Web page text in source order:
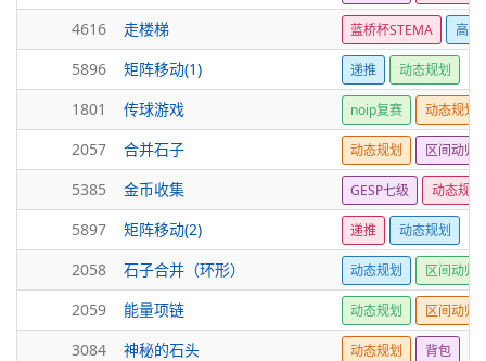
4616 走楼梯 蓝桥杯STEMA 高精
5896 矩阵移动(1) 递推 动态规划
1801 传球游戏 noip复赛 动态规划
2057 合并石子 动态规划 区间动归
5385 金币收集 GESP七级 动态规划
5897 矩阵移动(2) 递推 动态规划
2058 石子合并（环形） 动态规划 区间动归
2059 能量项链 动态规划 区间动归
3084 神秘的石头 动态规划 背包